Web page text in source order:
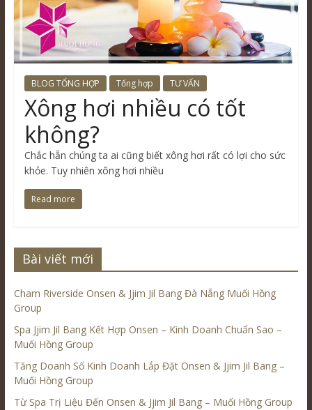
BLOG TỔNG HỢP Tổng hợp TƯ VẤN
Xông hơi nhiều có tốt
không?
Chắc hẵn chúng ta ai cũng biết xông hơi rất có lợi cho sức
khỏe. Tuy nhiên xông hơi nhiều
Read more
Bài viết mới
Cham Riverside Onsen & Jjim Jil Bang Đà Nẵng Muối Hồng
Group
Spa Jjim Jil Bang Kết Hợp Onsen – Kinh Doanh Chuẩn Sao –
Muối Hồng Group
Tăng Doanh Số Kinh Doanh Lắp Đặt Onsen & Jjim Jil Bang –
Muối Hồng Group
Từ Spa Trị Liệu Đến Onsen & Jjim Jil Bang – Muối Hồng Group